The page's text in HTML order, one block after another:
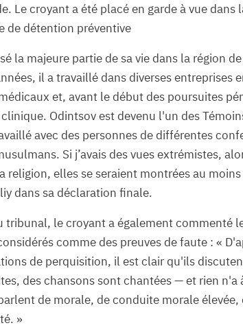
Le croyant a été placé en garde à vue dans
de détention préventive
la majeure partie de sa vie dans la région
il a travaillé dans diverses entreprises
et, avant le début des poursuites
Odintsov est devenu l'un des
avec des personnes de différentes
Si j’avais des vues extrémistes,
religion, elles se seraient montrées au
dans sa déclaration finale.
tribunal, le croyant a également commenté
comme des preuves de faute : «
de perquisition, il est clair qu'ils
des chansons sont chantées — et rien n'a
de morale, de conduite morale
»